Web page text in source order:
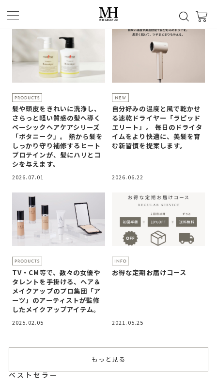
髪や頭皮をきれいに洗浄し、
さらっと軽い質感の髪へ導く
ベーシックヘアケアシリーズ
「ボタニーク」。 熱から髪を
しっかり守り補修するヒート
プロテインが、髪にハリとコ
シを与えます。
2026.07.01
自分好みの温度と風で乾かせ
る速乾ドライヤー「ラピッド
エリート」。 毎日のドライタ
イムをより快適に、美髪を育
む新習慣を提案します。
2026.06.22
TV・CM等で、数々の女優や
タレントを手掛ける、ヘア＆
メイクアップのプロ集団「ア
ーツ」のアーティストが監修
したメイクアップアイテム。
2025.02.05
お得な定期お届けコース
2021.05.25
もっと見る
ベストセラー